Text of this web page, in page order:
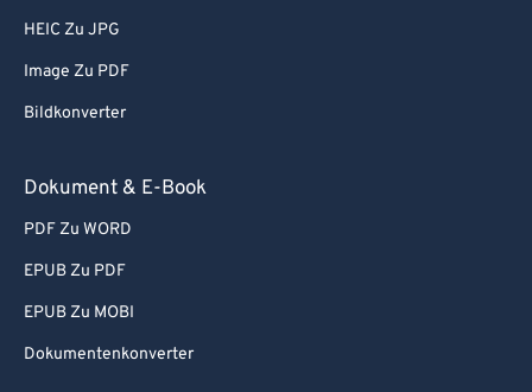
HEIC Zu JPG
Image Zu PDF
Bildkonverter
Dokument & E-Book
PDF Zu WORD
EPUB Zu PDF
EPUB Zu MOBI
Dokumentenkonverter